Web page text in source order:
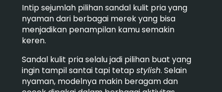
Intip sejumlah pilihan sandal kulit pria yang
nyaman dari berbagai merek yang bisa
menjadikan penampilan kamu semakin
keren.
Sandal kulit pria selalu jadi pilihan buat yang
ingin tampil santai tapi tetapstylish. Selain
nyaman, modelnya makin beragam dan